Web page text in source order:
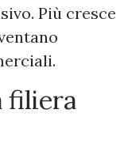
Più cresce
filiera